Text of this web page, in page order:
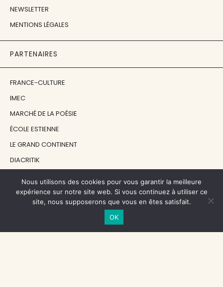
NEWSLETTER
MENTIONS LÉGALES
PARTENAIRES
FRANCE-CULTURE
IMEC
MARCHÉ DE LA POÉSIE
ÉCOLE ESTIENNE
LE GRAND CONTINENT
DIACRITIK
NOS SOUTIENS
CENTRE NATIONAL DU LIVRE
Nous utilisons des cookies pour vous garantir la meilleure
expérience sur notre site web. Si vous continuez à utiliser ce
site, nous supposerons que vous en êtes satisfait.
OK